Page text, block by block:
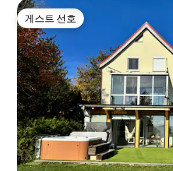
게스트 선호
게스트 선호